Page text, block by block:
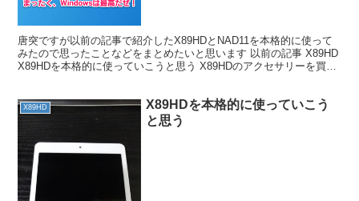
唐突ですが以前の記事で紹介したX89HDとNAD11を本格的に使って
みたので思ったことなどをまとめたいと思います 以前の記事 X89HD
X89HDを本格的に使っていこうと思う X89HDのアクセサリーを買い
X89HD
X89HDを本格的に使っていこう
と思う